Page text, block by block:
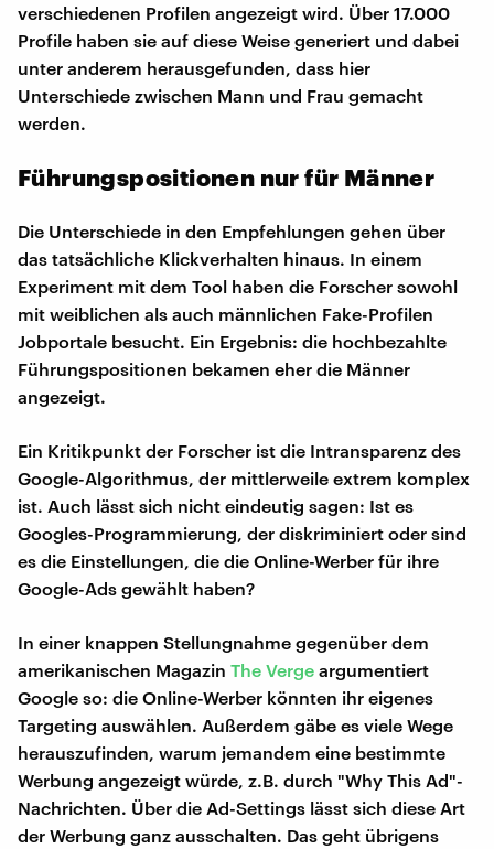
verschiedenen Profilen angezeigt wird. Über 17.000
Profile haben sie auf diese Weise generiert und dabei
unter anderem herausgefunden, dass hier
Unterschiede zwischen Mann und Frau gemacht
werden.
Führungspositionen nur für Männer
Die Unterschiede in den Empfehlungen gehen über
das tatsächliche Klickverhalten hinaus. In einem
Experiment mit dem Tool haben die Forscher sowohl
mit weiblichen als auch männlichen Fake-Profilen
Jobportale besucht. Ein Ergebnis: die hochbezahlte
Führungspositionen bekamen eher die Männer
angezeigt.
Ein Kritikpunkt der Forscher ist die Intransparenz des
Google-Algorithmus, der mittlerweile extrem komplex
ist. Auch lässt sich nicht eindeutig sagen: Ist es
Googles-Programmierung, der diskriminiert oder sind
es die Einstellungen, die die Online-Werber für ihre
Google-Ads gewählt haben?
In einer knappen Stellungnahme gegenüber dem
amerikanischen Magazin The Verge argumentiert
Google so: die Online-Werber könnten ihr eigenes
Targeting auswählen. Außerdem gäbe es viele Wege
herauszufinden, warum jemandem eine bestimmte
Werbung angezeigt würde, z.B. durch "Why This Ad"-
Nachrichten. Über die Ad-Settings lässt sich diese Art
der Werbung ganz ausschalten. Das geht übrigens